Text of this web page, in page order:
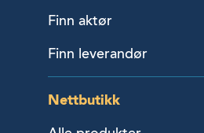
Finn aktør
Finn leverandør
Nettbutikk